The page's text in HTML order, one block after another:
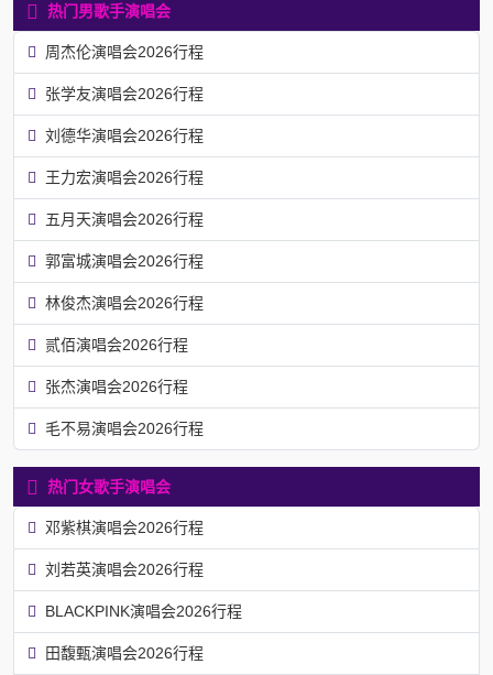
热门男歌手演唱会
周杰伦演唱会2026行程
张学友演唱会2026行程
刘德华演唱会2026行程
王力宏演唱会2026行程
五月天演唱会2026行程
郭富城演唱会2026行程
林俊杰演唱会2026行程
贰佰演唱会2026行程
张杰演唱会2026行程
毛不易演唱会2026行程
热门女歌手演唱会
邓紫棋演唱会2026行程
刘若英演唱会2026行程
BLACKPINK演唱会2026行程
田馥甄演唱会2026行程